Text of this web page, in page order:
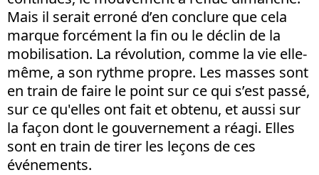
Mais il serait erroné d’en conclure que cela
marque forcément la fin ou le déclin de la
mobilisation. La révolution, comme la vie elle-
même, a son rythme propre. Les masses sont
en train de faire le point sur ce qui s’est passé,
sur ce qu'elles ont fait et obtenu, et aussi sur
la façon dont le gouvernement a réagi. Elles
sont en train de tirer les leçons de ces
événements.